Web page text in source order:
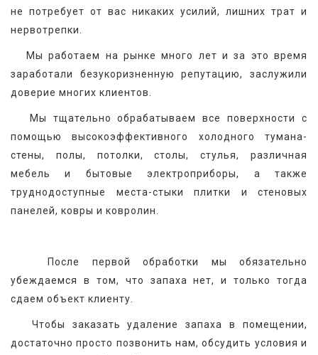
не потребует от вас никаких усилий, лишних трат и
нервотрепки.
Мы работаем на рынке много лет и за это время
заработали безукоризненную репутацию, заслужили
доверие многих клиентов.
Мы тщательно обрабатываем все поверхности с
помощью высокоэффективного холодного тумана-
стены, полы, потолки, столы, стулья, различная
мебель и бытовые электроприборы, а также
труднодоступные места-стыки плитки и стеновых
панелей, ковры и ковролин.
После первой обработки мы обязательно
убеждаемся в том, что запаха нет, и только тогда
сдаем объект клиенту.
Чтобы заказать удаление запаха в помещении,
достаточно просто позвонить нам, обсудить условия и